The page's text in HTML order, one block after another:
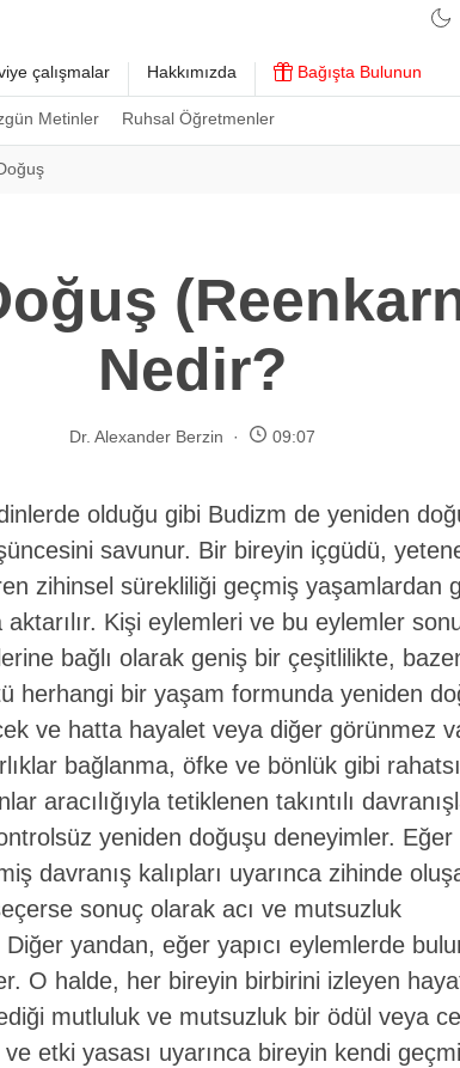
Metinler Ruhsal Öğretmenler
çalışmalar Hakkımızda Bağışta Bulunun
Nedir?
Dr. Alexander Berzin 09:07
olduğu gibi Budizm de yeniden
savunur. Bir bireyin içgüdü,
zihinsel sürekliliği geçmiş yaşamlardan
Kişi eylemleri ve bu eylemler
bağlı olarak geniş bir çeşitlilikte,
herhangi bir yaşam formunda yeniden
ve hatta hayalet veya diğer görünmez
bağlanma, öfke ve bönlük gibi
aracılığıyla tetiklenen takıntılı
yeniden doğuşu deneyimler. Eğer
davranış kalıpları uyarınca zihinde
sonuç olarak acı ve mutsuzluk
yandan, eğer yapıcı eylemlerde
O halde, her bireyin birbirini izleyen
mutluluk ve mutsuzluk bir ödül veya
etki yasası uyarınca bireyin kendi